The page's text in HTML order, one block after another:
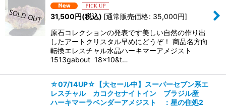
31,500円(税込) [通常販売価格: 35,000円]
原石コレクションの発表です美しい自然の作り出
したアートクリスタル早めにどうぞ！ 商品名方向
転換エレスチャル水晶ハーキマーアメジスト
1513gabout 18×10&t…
☆07/14UP☆【大セール中】スーパーセブン系エ
レスチャル カコクセナイトイン ブラジル産
ハーキマーラベンダーアメジスト ：星の住処2